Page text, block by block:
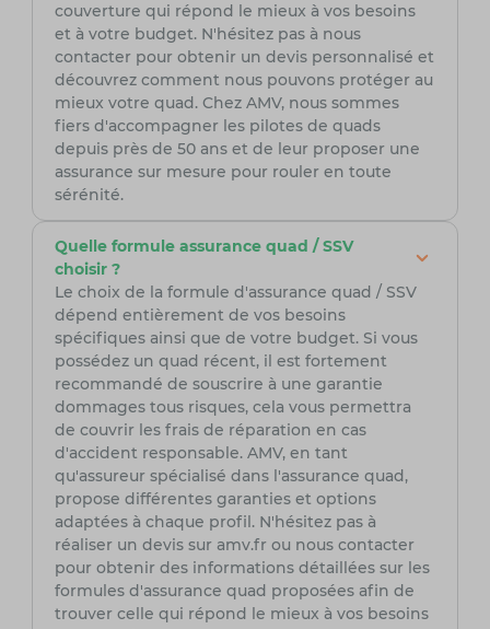
couverture qui répond le mieux à vos besoins
et à votre budget. N'hésitez pas à nous
contacter pour obtenir un devis personnalisé et
découvrez comment nous pouvons protéger au
mieux votre quad. Chez AMV, nous sommes
fiers d'accompagner les pilotes de quads
depuis près de 50 ans et de leur proposer une
assurance sur mesure pour rouler en toute
sérénité.
Quelle formule assurance quad / SSV
choisir ?
Le choix de la formule d'assurance quad / SSV
dépend entièrement de vos besoins
spécifiques ainsi que de votre budget. Si vous
possédez un quad récent, il est fortement
recommandé de souscrire à une garantie
dommages tous risques, cela vous permettra
de couvrir les frais de réparation en cas
d'accident responsable. AMV, en tant
qu'assureur spécialisé dans l'assurance quad,
propose différentes garanties et options
adaptées à chaque profil. N'hésitez pas à
réaliser un devis sur amv.fr ou nous contacter
pour obtenir des informations détaillées sur les
formules d'assurance quad proposées afin de
trouver celle qui répond le mieux à vos besoins